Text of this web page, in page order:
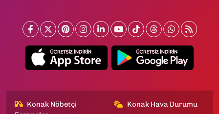
Konak Nöbetçi
Konak Hava Durumu